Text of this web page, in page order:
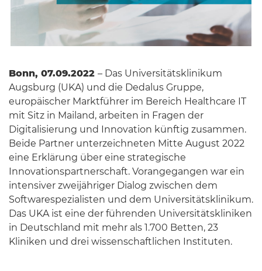
Bonn, 07.09.2022 – Das Universitätsklinikum
Augsburg (UKA) und die Dedalus Gruppe,
europäischer Marktführer im Bereich Healthcare IT
mit Sitz in Mailand, arbeiten in Fragen der
Digitalisierung und Innovation künftig zusammen.
Beide Partner unterzeichneten Mitte August 2022
eine Erklärung über eine strategische
Innovationspartnerschaft. Vorangegangen war ein
intensiver zweijähriger Dialog zwischen dem
Softwarespezialisten und dem Universitätsklinikum.
Das UKA ist eine der führenden Universitätskliniken
in Deutschland mit mehr als 1.700 Betten, 23
Kliniken und drei wissenschaftlichen Instituten.